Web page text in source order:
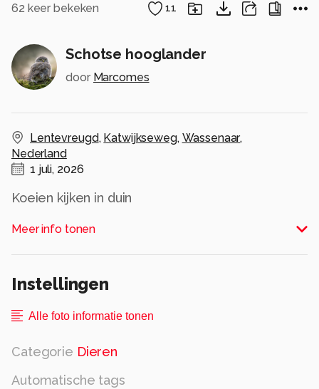
62 keer bekeken 11
Schotse hooglander
door Marcomes
Lentevreugd, Katwijkseweg, Wassenaar,
Nederland
1 juli, 2026
Koeien kijken in duin
Alle rechten voorbehouden
Meer info tonen
Instellingen
Alle foto informatie tonen
Categorie Dieren
Automatische tags